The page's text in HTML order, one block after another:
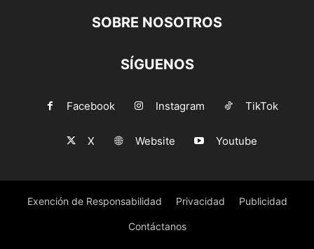
SOBRE NOSOTROS
SÍGUENOS
Facebook Instagram TikTok
X Website Youtube
Exención de Responsabilidad Privacidad Publicidad
Contáctanos